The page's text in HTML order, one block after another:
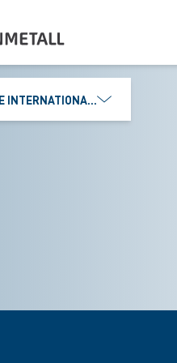
INTERNATIONAL GMBH